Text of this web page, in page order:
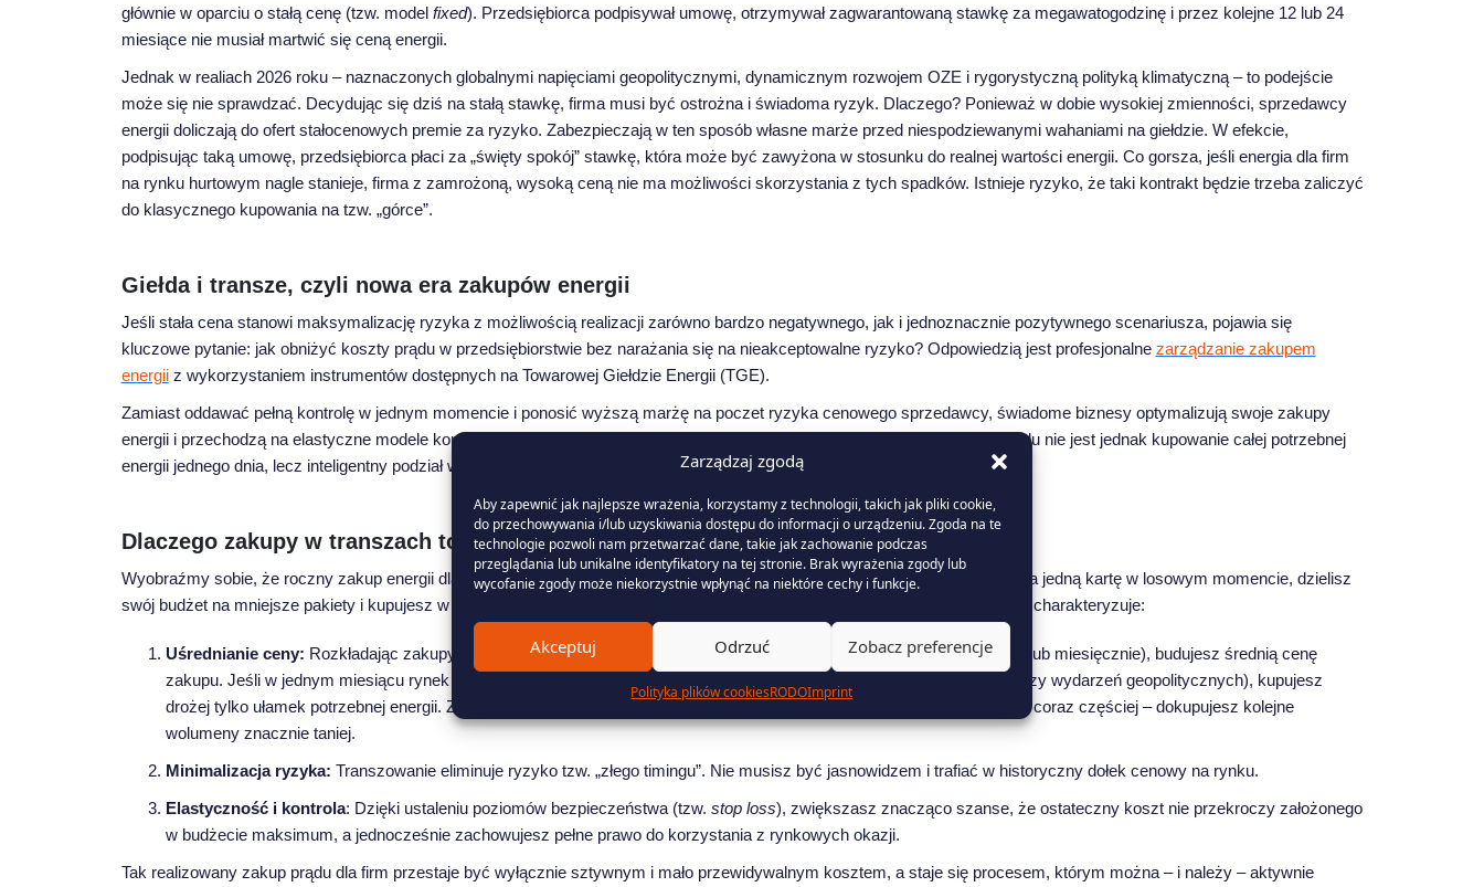
Zarządzaj zgodą
Aby zapewnić jak najlepsze wrażenia, korzystamy z technologii, takich jak pliki cookie,
do przechowywania i/lub uzyskiwania dostępu do informacji o urządzeniu. Zgoda na te
technologie pozwoli nam przetwarzać dane, takie jak zachowanie podczas
przeglądania lub unikalne identyfikatory na tej stronie. Brak wyrażenia zgody lub
wycofanie zgody może niekorzystnie wpłynąć na niektóre cechy i funkcje.
Akceptuj Odrzuć Zobacz preferencje
Polityka plików cookiesRODOImprint
głównie w oparciu o stałą cenę (tzw. model fixed). Przedsiębiorca podpisywał umowę, otrzymywał zagwarantowaną stawkę za megawatogodzinę i przez kolejne 12 lub 24
miesiące nie musiał martwić się ceną energii.
Jednak w realiach 2026 roku – naznaczonych globalnymi napięciami geopolitycznymi, dynamicznym rozwojem OZE i rygorystyczną polityką klimatyczną – to podejście
może się nie sprawdzać. Decydując się dziś na stałą stawkę, firma musi być ostrożna i świadoma ryzyk. Dlaczego? Ponieważ w dobie wysokiej zmienności, sprzedawcy
energii doliczają do ofert stałocenowych premie za ryzyko. Zabezpieczają w ten sposób własne marże przed niespodziewanymi wahaniami na giełdzie. W efekcie,
podpisując taką umowę, przedsiębiorca płaci za „święty spokój” stawkę, która może być zawyżona w stosunku do realnej wartości energii. Co gorsza, jeśli energia dla firm
na rynku hurtowym nagle stanieje, firma z zamrożoną, wysoką ceną nie ma możliwości skorzystania z tych spadków. Istnieje ryzyko, że taki kontrakt będzie trzeba zaliczyć
do klasycznego kupowania na tzw. „górce”.
Giełda i transze, czyli nowa era zakupów energii
Jeśli stała cena stanowi maksymalizację ryzyka z możliwością realizacji zarówno bardzo negatywnego, jak i jednoznacznie pozytywnego scenariusza, pojawia się
kluczowe pytanie: jak obniżyć koszty prądu w przedsiębiorstwie bez narażania się na nieakceptowalne ryzyko? Odpowiedzią jest profesjonalne zarządzanie zakupem
energiiz wykorzystaniem instrumentów dostępnych na Towarowej Giełdzie Energii (TGE).
Zamiast oddawać pełną kontrolę w jednym momencie i ponosić wyższą marżę na poczet ryzyka cenowego sprzedawcy, świadome biznesy optymalizują swoje zakupy
energii i przechodzą na elastyczne modele kontraktacji (tzw. oferty indeksowane do giełdy). Kluczem do sukcesu w tym modelu nie jest jednak kupowanie całej potrzebnej
energii jednego dnia, lecz inteligentny podział wolumenu.
Dlaczego zakupy w transzach to najmądrzejsza strategia?
Wyobraźmy sobie, że roczny zakup energii dla firm przypomina inwestowanie na giełdzie. Zamiast stawiać wszystkie środki na jedną kartę w losowym momencie, dzielisz
swój budżet na mniejsze pakiety i kupujesz w różnych odstępach czasu. To właśnie model transzowy, który w wielkim skrócie charakteryzuje:
Uśrednianie ceny: Rozkładając zakupy energii elektrycznej na kilka lub kilkanaście transz w ciągu roku (np. kwartalnie lub miesięcznie), budujesz średnią cenę
zakupu. Jeśli w jednym miesiącu rynek notuje niespodziewane piki cenowe (np. z powodu przestojów w elektrowniach czy wydarzeń geopolitycznych), kupujesz
drożej tylko ułamek potrzebnej energii. Z kolei gdy ceny spadają – co przy obecnej, rosnącej generacji z OZE zdarza się coraz częściej – dokupujesz kolejne
wolumeny znacznie taniej.
Minimalizacja ryzyka: Transzowanie eliminuje ryzyko tzw. „złego timingu”. Nie musisz być jasnowidzem i trafiać w historyczny dołek cenowy na rynku.
Elastyczność i kontrola: Dzięki ustaleniu poziomów bezpieczeństwa (tzw. stop loss), zwiększasz znacząco szanse, że ostateczny koszt nie przekroczy założonego
w budżecie maksimum, a jednocześnie zachowujesz pełne prawo do korzystania z rynkowych okazji.
Tak realizowany zakup prądu dla firm przestaje być wyłącznie sztywnym i mało przewidywalnym kosztem, a staje się procesem, którym można – i należy – aktywnie